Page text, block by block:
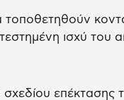
τοποθετηθούν
ισχύ του